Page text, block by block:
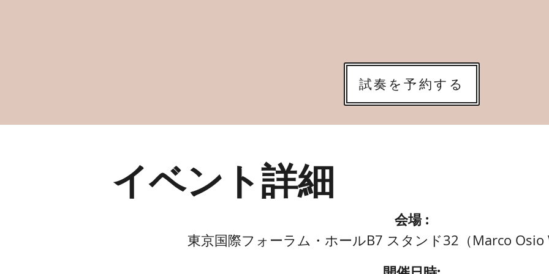
試奏を予約する
イベント詳細
会場 :
東京国際フォーラム・ホールB7 スタンド32（Marco Osio